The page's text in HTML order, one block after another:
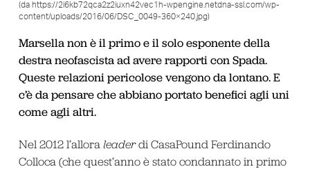
(da https://2i6kb72qca2z2iuxn42vec1h-wpengine.netdna-ssl.com/wp-
content/uploads/2016/06/DSC_0049-360×240.jpg)
Marsella non è il primo e il solo esponente della
destra neofascista ad avere rapporti con Spada.
Queste relazioni pericolose vengono da lontano. E
c’è da pensare che abbiano portato benefici agli uni
come agli altri.
Nel 2012 l’allora leaderdi CasaPound Ferdinando
Colloca (che quest’anno è stato condannato in primo